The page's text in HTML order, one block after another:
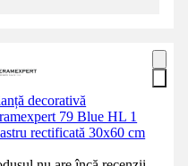
decorativă
79 Blue HL 1
rectificată 30x60 cm